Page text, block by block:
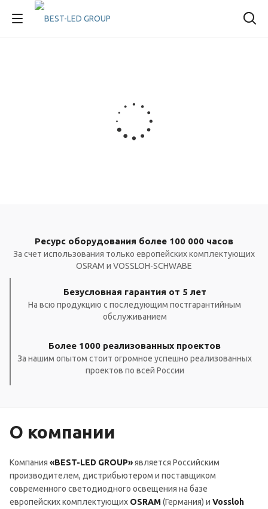
Ресурс оборудования более 100 000 часов
За счет использования только европейских комплектующих
OSRAM и VOSSLOH-SCHWABE
Безусловная гарантия от 5 лет
На всю продукцию с последующим постгарантийным
обслуживанием
Более 1000 реализованных проектов
За нашим опытом стоит огромное успешно реализованных
проектов по всей России
О компании
Компания «BEST-LED GROUP»является Российским
производителем, дистрибьютером и поставщиком
современного светодиодного освещения на базе
европейских комплектующих OSRAM(Германия) и Vossloh